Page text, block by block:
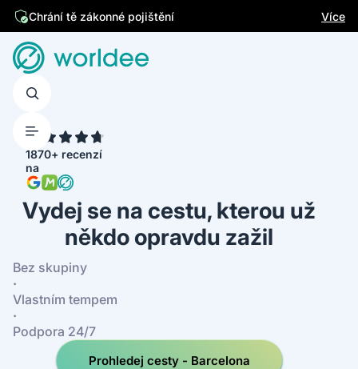
Chrání tě zákonné pojištění
Více
1870+ recenzí
na
Vydej se na cestu, kterou už
někdo opravdu zažil
Bez skupiny
·
Vlastním tempem
·
Podpora 24/7
Prohledej cesty - Barcelona